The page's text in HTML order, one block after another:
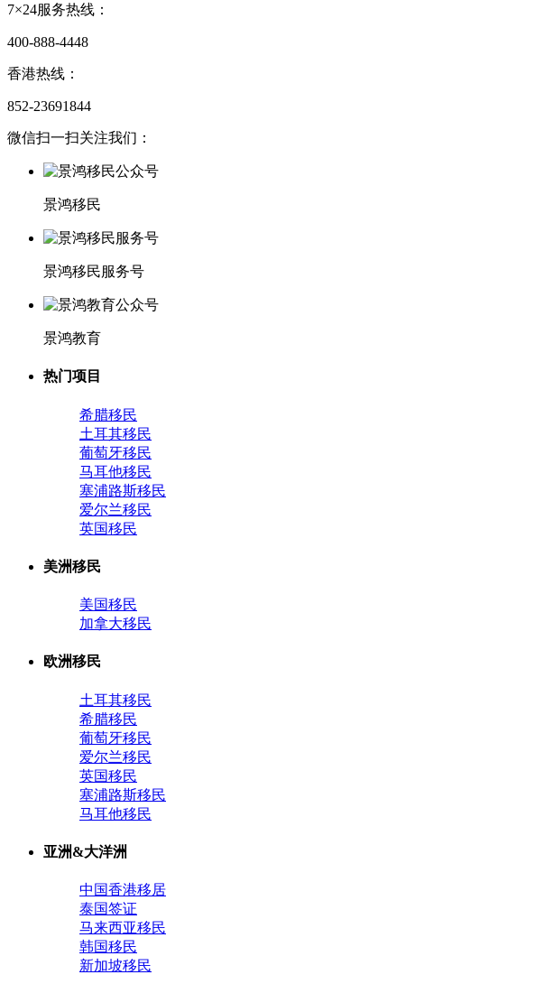
7×24服务热线：
400-888-4448
香港热线：
852-23691844
微信扫一扫关注我们：
景鸿移民
景鸿移民服务号
景鸿教育
热门项目
希腊移民
土耳其移民
葡萄牙移民
马耳他移民
塞浦路斯移民
爱尔兰移民
英国移民
美洲移民
美国移民
加拿大移民
欧洲移民
土耳其移民
希腊移民
葡萄牙移民
爱尔兰移民
英国移民
塞浦路斯移民
马耳他移民
亚洲&大洋洲
中国香港移居
泰国签证
马来西亚移民
韩国移民
新加坡移民